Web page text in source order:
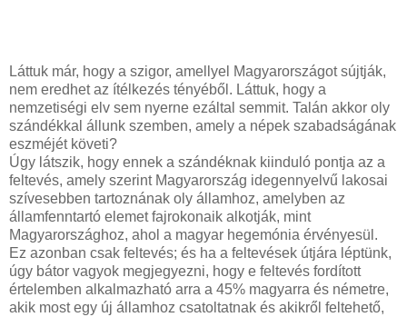
Láttuk már, hogy a szigor, amellyel Magyarországot sújtják,
nem eredhet az ítélkezés tényéből. Láttuk, hogy a
nemzetiségi elv sem nyerne ezáltal semmit. Talán akkor oly
szándékkal állunk szemben, amely a népek szabadságának
eszméjét követi?
Úgy látszik, hogy ennek a szándéknak kiinduló pontja az a
feltevés, amely szerint Magyarország idegennyelvű lakosai
szívesebben tartoznának oly államhoz, amelyben az
államfenntartó elemet fajrokonaik alkotják, mint
Magyarországhoz, ahol a magyar hegemónia érvényesül.
Ez azonban csak feltevés; és ha a feltevések útjára léptünk,
úgy bátor vagyok megjegyezni, hogy e feltevés fordított
értelemben alkalmazható arra a 45% magyarra és németre,
akik most egy új államhoz csatoltatnak és akikről feltehető,